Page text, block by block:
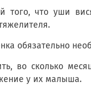
того, что уши
обязательно
во сколько
у их малыша.